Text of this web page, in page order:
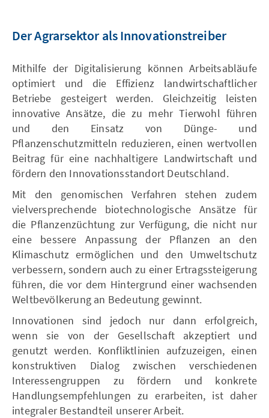
Der Agrarsektor als Innovationstreiber
Mithilfe der Digitalisierung können Arbeitsabläufe
optimiert und die Effizienz landwirtschaftlicher
Betriebe gesteigert werden. Gleichzeitig leisten
innovative Ansätze, die zu mehr Tierwohl führen
und den Einsatz von Dünge- und
Pflanzenschutzmitteln reduzieren, einen wertvollen
Beitrag für eine nachhaltigere Landwirtschaft und
fördern den Innovationsstandort Deutschland.
Mit den genomischen Verfahren stehen zudem
vielversprechende biotechnologische Ansätze für
die Pflanzenzüchtung zur Verfügung, die nicht nur
eine bessere Anpassung der Pflanzen an den
Klimaschutz ermöglichen und den Umweltschutz
verbessern, sondern auch zu einer Ertragssteigerung
führen, die vor dem Hintergrund einer wachsenden
Weltbevölkerung an Bedeutung gewinnt.
Innovationen sind jedoch nur dann erfolgreich,
wenn sie von der Gesellschaft akzeptiert und
genutzt werden. Konfliktlinien aufzuzeigen, einen
konstruktiven Dialog zwischen verschiedenen
Interessengruppen zu fördern und konkrete
Handlungsempfehlungen zu erarbeiten, ist daher
integraler Bestandteil unserer Arbeit.